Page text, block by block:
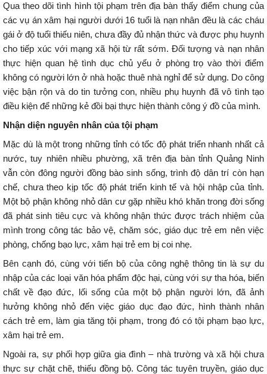
Qua theo dõi tình hình tội phạm trên địa bàn thấy điểm chung của
các vụ án xâm hại người dưới 16 tuổi là nạn nhân đều là các cháu
gái ở độ tuổi thiếu niên, chưa đầy đủ nhận thức và được phụ huynh
cho tiếp xúc với mạng xã hội từ rất sớm. Đối tượng và nạn nhân
thực hiện quan hệ tình dục chủ yếu ở phòng trọ vào thời điểm
không có người lớn ở nhà hoặc thuê nhà nghỉ để sử dụng. Do công
việc bận rộn và do tin tưởng con, nhiều phụ huynh đã vô tình tạo
điều kiện để những kẻ đồi bại thực hiện thành công ý đồ của mình.
Nhận diện nguyên nhân của tội phạm
Mặc dù là một trong những tỉnh có tốc độ phát triển nhanh nhất cả
nước, tuy nhiên nhiều phường, xã trên địa bàn tỉnh Quảng Ninh
vẫn còn đông người đồng bào sinh sống, trình độ dân trí còn hạn
chế, chưa theo kịp tốc độ phát triển kinh tế và hội nhập của tỉnh.
Một bộ phận không nhỏ dân cư gặp nhiều khó khăn trong đời sống
đã phát sinh tiêu cực và không nhận thức được trách nhiệm của
mình trong công tác bảo vệ, chăm sóc, giáo dục trẻ em nên việc
phòng, chống bạo lực, xâm hại trẻ em bị coi nhẹ.
Bên cạnh đó, cùng với tiến bộ của công nghệ thông tin là sự du
nhập của các loại văn hóa phẩm độc hại, cùng với sự tha hóa, biến
chất về đạo đức, lối sống của một bộ phận người lớn, đã ảnh
hưởng không nhỏ đến việc giáo dục đạo đức, hình thành nhân
cách trẻ em, làm gia tăng tội phạm, trong đó có tội phạm bạo lực,
xâm hại trẻ em.
Ngoài ra, sự phối hợp giữa gia đình – nhà trường và xã hội chưa
thực sự chặt chẽ, thiếu đồng bộ. Công tác tuyên truyền, giáo dục